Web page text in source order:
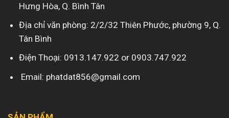
Hưng Hòa, Q. Bình Tân
Địa chỉ văn phòng: 2/2/32 Thiên Phước, phường 9, Q.
Tân Bình
Điện Thoại: 0913.147.922 or 0903.747.922
Email: phatdat856@gmail.com